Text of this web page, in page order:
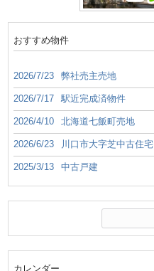
おすすめ物件
2026/7/23 弊社売主売地
2026/7/17 駅近完成済物件
2026/4/10 北海道七飯町売地
2026/6/23 川口市大字芝中古住宅
2025/3/13 中古戸建
カレンダー